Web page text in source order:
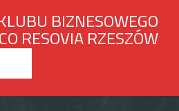
BIZNESOWEGO
RESOVIA RZESZÓW